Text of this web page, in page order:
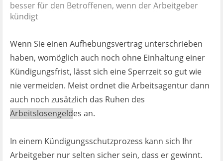
besser für den Betroffenen, wenn der Arbeitgeber
kündigt
Wenn Sie einen Aufhebungsvertrag unterschrieben
haben, womöglich auch noch ohne Einhaltung einer
Kündigungsfrist, lässt sich eine Sperrzeit so gut wie
nie vermeiden. Meist ordnet die Arbeitsagentur dann
auch noch zusätzlich das Ruhen des
Arbeitslosengeldes an.
In einem Kündigungsschutzprozess kann sich Ihr
Arbeitgeber nur selten sicher sein, dass er gewinnt.